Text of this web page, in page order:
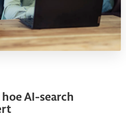
hoe AI-search